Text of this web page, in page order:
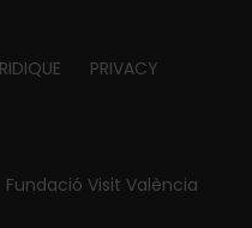
PRIVACY
Fundació Visit València